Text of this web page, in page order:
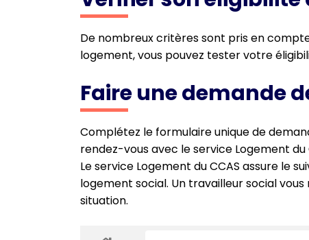
De nombreux critères sont pris en
logement, vous pouvez tester votre
Faire une demande
Complétez le formulaire unique de
rendez-vous avec le service Logement du
Le service Logement du CCAS assure le
logement social. Un travailleur social
situation.